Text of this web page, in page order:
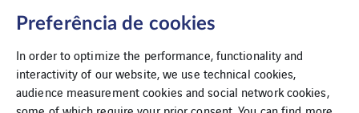
Acessibilidade
Preferência de cookies
In order to optimize the performance, functionality and
interactivity of our website, we use technical cookies,
audience measurement cookies and social network cookies,